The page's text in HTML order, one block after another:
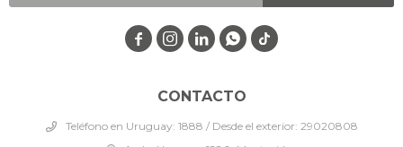
CONTACTO
Teléfono en Uruguay: 1888 / Desde el exterior: 29020808
   